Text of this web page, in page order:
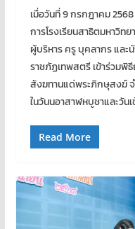
เมื่อวันที่ 9 กรกฎาคม 2568
การโรงเรียนสาธิตมหาวิท
ผู้บริหาร ครู บุคลากร และ
ราชภัฏเทพสตรี เข้าร่วมพิ
สังฆทานแด่พระภิกษุสงฆ์
ในวันนอาสาฬหบูชาและวัน
Read More